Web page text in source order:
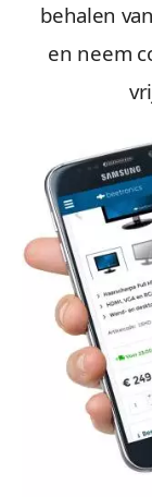
behalen
en neem